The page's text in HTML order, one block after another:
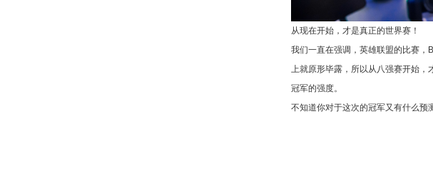
从现在开始，才是真正的世界赛！
我们一直在强调，英雄联盟的比赛，
上就原形毕露，所以从八强赛开始，
冠军的强度。
不知道你对于这次的冠军又有什么预